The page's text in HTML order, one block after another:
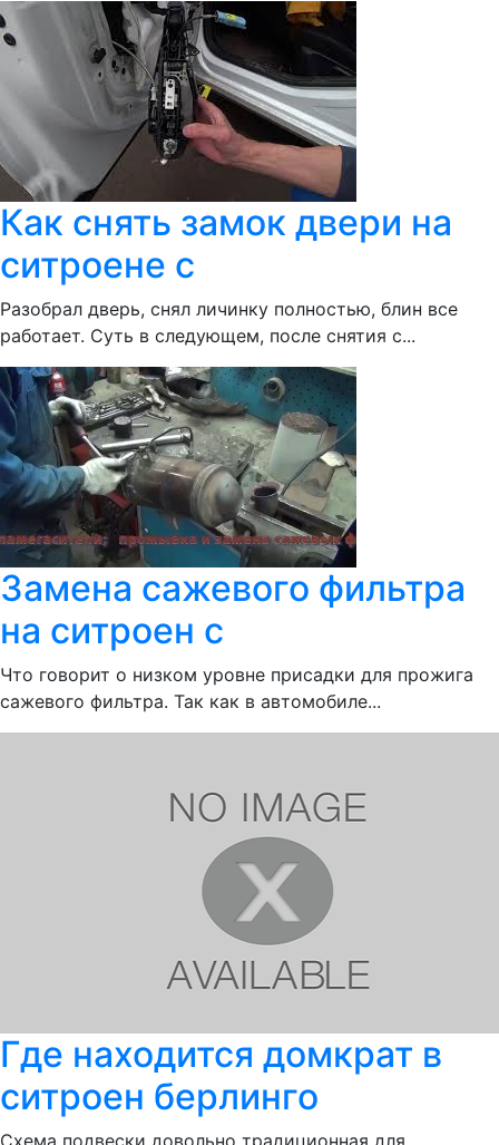
Как снять замок двери на
ситроене с
Разобрал дверь, снял личинку полностью, блин все
работает. Суть в следующем, после снятия с...
Замена сажевого фильтра
на ситроен с
Что говорит о низком уровне присадки для прожига
сажевого фильтра. Так как в автомобиле...
Где находится домкрат в
ситроен берлинго
Схема подвески довольно традиционная для